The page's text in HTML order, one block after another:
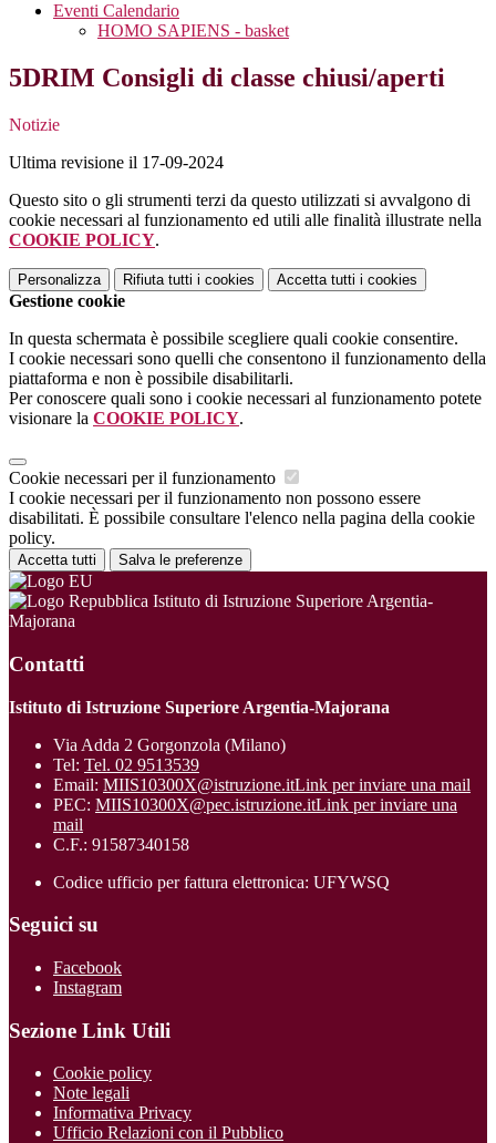
Eventi Calendario
HOMO SAPIENS - basket
5DRIM Consigli di classe chiusi/aperti
Notizie
Ultima revisione il 17-09-2024
Questo sito o gli strumenti terzi da questo utilizzati si avvalgono di
cookie necessari al funzionamento ed utili alle finalità illustrate nella
COOKIE POLICY.
Personalizza Rifiuta tutti i cookies Accetta tutti i cookies
Gestione cookie
In questa schermata è possibile scegliere quali cookie consentire.
I cookie necessari sono quelli che consentono il funzionamento della
piattaforma e non è possibile disabilitarli.
Per conoscere quali sono i cookie necessari al funzionamento potete
visionare la COOKIE POLICY.
Cookie necessari per il funzionamento
I cookie necessari per il funzionamento non possono essere
disabilitati. È possibile consultare l'elenco nella pagina della cookie
policy.
Accetta tutti Salva le preferenze
Istituto di Istruzione Superiore Argentia-
Majorana
Contatti
Istituto di Istruzione Superiore Argentia-Majorana
Via Adda 2 Gorgonzola (Milano)
Tel: Tel. 02 9513539
Email: MIIS10300X@istruzione.itLink per inviare una mail
PEC: MIIS10300X@pec.istruzione.itLink per inviare una
mail
C.F.: 91587340158
Codice ufficio per fattura elettronica: UFYWSQ
Seguici su
Facebook
Instagram
Sezione Link Utili
Cookie policy
Note legali
Informativa Privacy
Ufficio Relazioni con il Pubblico